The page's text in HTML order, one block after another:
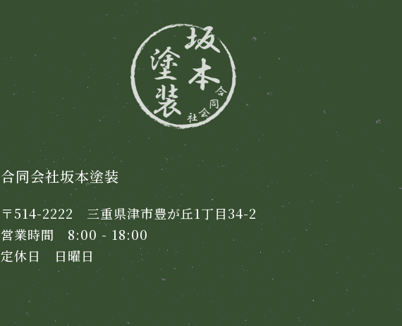
合同会社坂本塗装
〒514-2222 三重県津市豊が丘1丁目34-2
営業時間 8:00 - 18:00
定休日 日曜日